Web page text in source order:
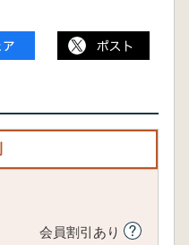
会員割引あり